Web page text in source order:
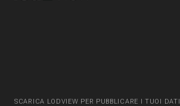
SCARICA LODVIEW PER PUBBLICARE I TUOI DATI